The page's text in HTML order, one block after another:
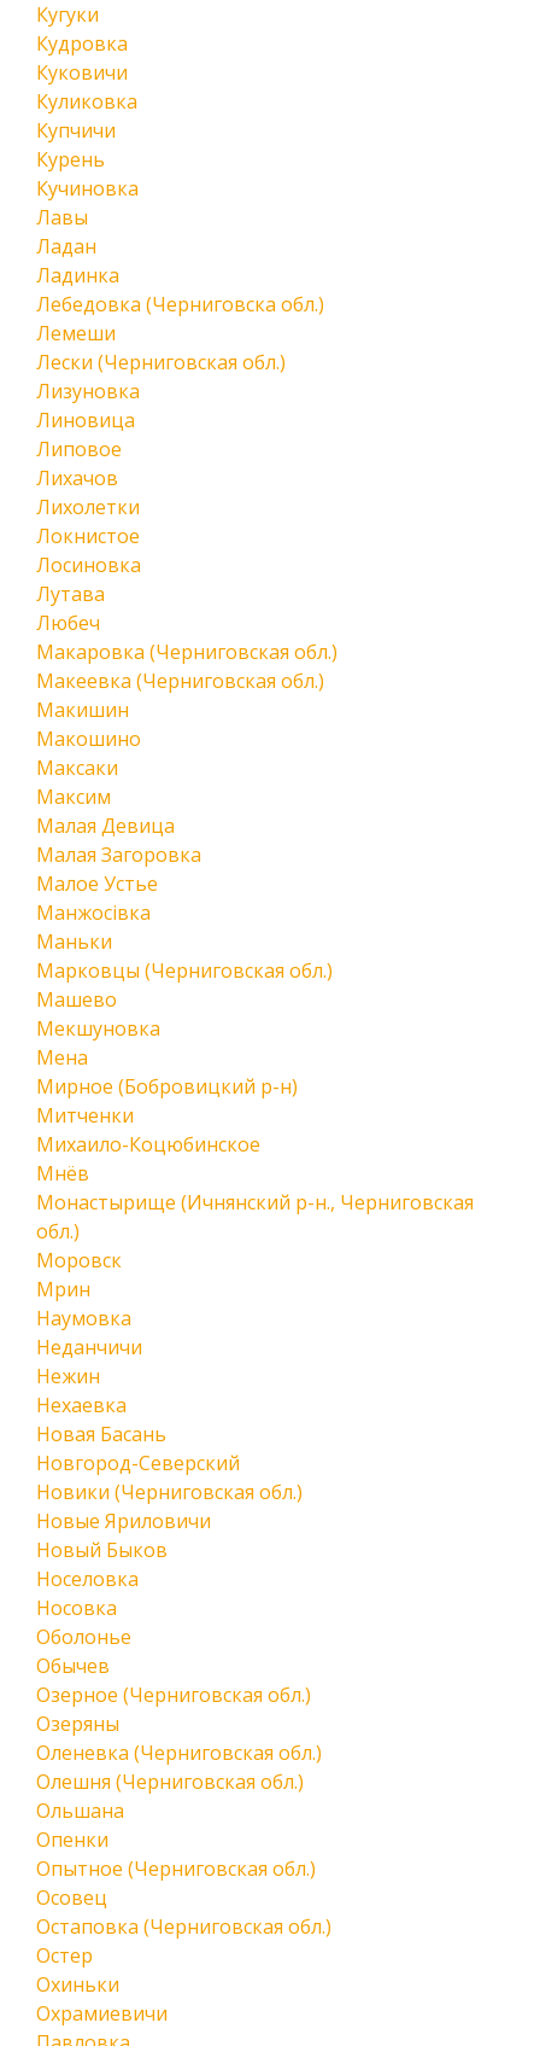
Кугуки
Кудровка
Куковичи
Куликовка
Купчичи
Курень
Кучиновка
Лавы
Ладан
Ладинка
Лебедовка (Черниговска обл.)
Лемеши
Лески (Черниговская обл.)
Лизуновка
Линовица
Липовое
Лихачов
Лихолетки
Локнистое
Лосиновка
Лутава
Любеч
Макаровка (Черниговская обл.)
Макеевка (Черниговская обл.)
Макишин
Макошино
Максаки
Максим
Малая Девица
Малая Загоровка
Малое Устье
Манжосівка
Маньки
Марковцы (Черниговская обл.)
Машево
Мекшуновка
Мена
Мирное (Бобровицкий р-н)
Митченки
Михаило-Коцюбинское
Мнёв
Монастырище (Ичнянский р-н., Черниговская
обл.)
Моровск
Мрин
Наумовка
Неданчичи
Нежин
Нехаевка
Новая Басань
Новгород-Северский
Новики (Черниговская обл.)
Новые Яриловичи
Новый Быков
Носеловка
Носовка
Оболонье
Обычев
Озерное (Черниговская обл.)
Озеряны
Оленевка (Черниговская обл.)
Олешня (Черниговская обл.)
Ольшана
Опенки
Опытное (Черниговская обл.)
Осовец
Остаповка (Черниговская обл.)
Остер
Охиньки
Охрамиевичи